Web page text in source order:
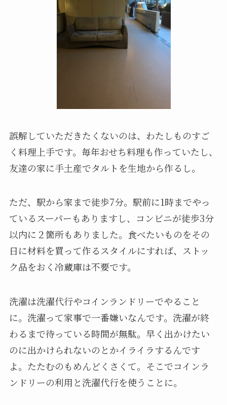
誤解していただきたくないのは、わたしものすご
く料理上手です。毎年おせち料理も作っていたし、
友達の家に手土産でタルトを生地から作るし。
ただ、駅から家まで徒歩7分。駅前に1時までやっ
ているスーパーもありますし、コンビニが徒歩3分
以内に２箇所もありました。食べたいものをその
日に材料を買って作るスタイルにすれば、ストッ
ク品をおく冷蔵庫は不要です。
洗濯は洗濯代行やコインランドリーでやること
に。洗濯って家事で一番嫌いなんです。洗濯が終
わるまで待っている時間が無駄。早く出かけたい
のに出かけられないのとかイライラするんです
よ。たたむのもめんどくさくて。そこでコインラ
ンドリーの利用と洗濯代行を使うことに。